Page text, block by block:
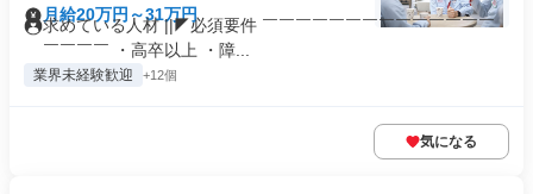
月給20万円～31万円
求めている人材 ||◤必須要件 ￣￣￣￣￣￣￣￣￣￣￣￣￣￣
￣￣￣￣ ・高卒以上 ・障...
業界未経験歓迎 +12個
気になる